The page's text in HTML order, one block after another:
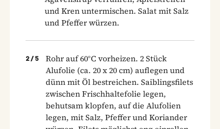
und Kren untermischen. Salat mit Salz
und Pfeffer würzen.
2 / 5
Rohr auf 60°C vorheizen. 2 Stück
Alufolie (ca. 20 x 20 cm) auflegen und
dünn mit Öl bestreichen. Saiblingsfilets
zwischen Frischhaltefolie legen,
behutsam klopfen, auf die Alufolien
legen, mit Salz, Pfeffer und Koriander